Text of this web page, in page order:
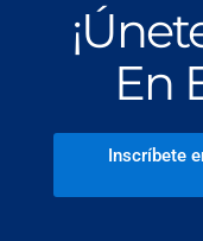
En
Inscríbete